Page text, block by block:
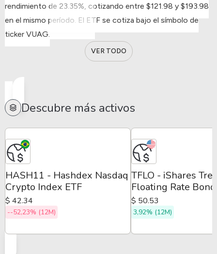
rendimiento de 23.35%, cotizando entre $121.98 y $193.98
en el mismo período. El ETF se cotiza bajo el símbolo de
ticker VUAG.
VER TODO
Descubre más activos
HASH11 - Hashdex Nasdaq
Crypto Index ETF
$ 42.34
--52,23% (12M)
TFLO - iShares
Floating Rate
$ 50.53
3,92% (12M)